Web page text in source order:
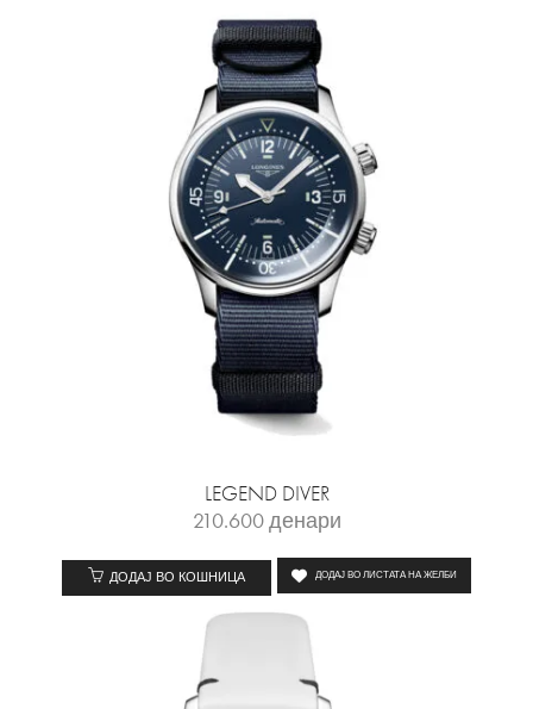
LEGEND DIVER
210.600денари
ДОДАЈ ВО КОШНИЦА ДОДАЈ ВО ЛИСТАТА НА ЖЕЛБИ